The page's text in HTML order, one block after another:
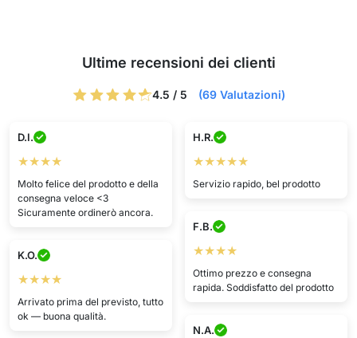
Ultime recensioni dei clienti
4.5 / 5 (69 Valutazioni)
D.I.
★★★★
Molto felice del prodotto e della
consegna veloce <3
Sicuramente ordinerò ancora.
H.R.
★★★★★
Servizio rapido, bel prodotto
F.B.
★★★★
Ottimo prezzo e consegna
rapida. Soddisfatto del prodotto
K.O.
★★★★
Arrivato prima del previsto, tutto
ok — buona qualità.
N.A.